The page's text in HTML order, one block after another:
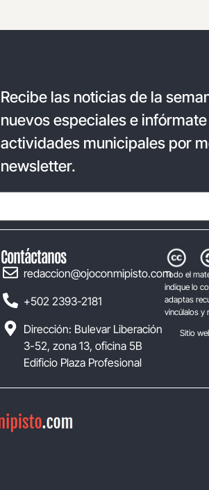
Recibe las noticias de la
nuevos especiales e
actividades municipales por
newsletter.
Contáctanos
redaccion@ojoconmipisto.com
+502 2393-2181
Dirección: Bulevar Liberación
3-52, zona 13, oficina 5B
Edificio Plaza Profesional
Todo el
indique lo
adaptas
vincúlalos y
Sitio